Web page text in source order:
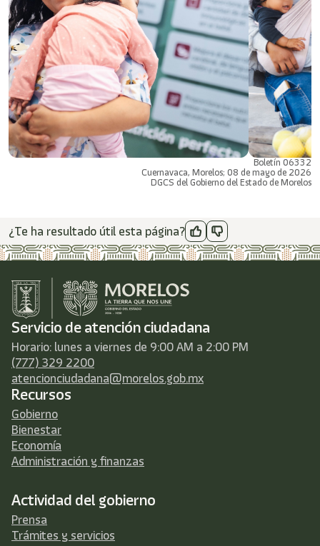
Boletín 06332
Cuernavaca, Morelos; 08 de mayo de 2026
DGCS del Gobierno del Estado de Morelos
¿Te ha resultado útil esta página?
Servicio de atención ciudadana
Horario: lunes a viernes de 9:00 AM a 2:00 PM
(777) 329 2200
atencionciudadana@morelos.gob.mx
Recursos
Gobierno
Bienestar
Economía
Administración y finanzas
Actividad del gobierno
Prensa
Trámites y servicios